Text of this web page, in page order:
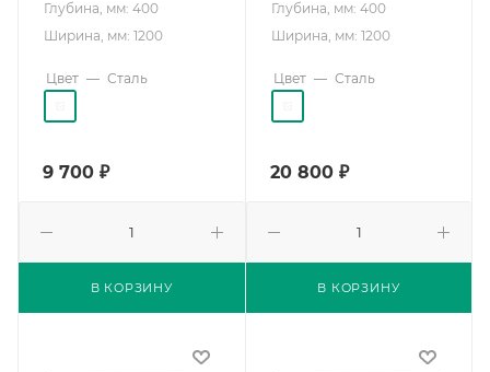
Глубина, мм: 400
Ширина, мм: 1200
В КОРЗИНУ
Цвет — Сталь
9 700 ₽
Глубина, мм: 400
Ширина, мм: 1200
В КОРЗИНУ
Цвет — Сталь
20 800₽